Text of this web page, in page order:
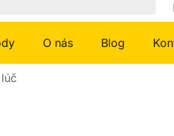
O nás Blog